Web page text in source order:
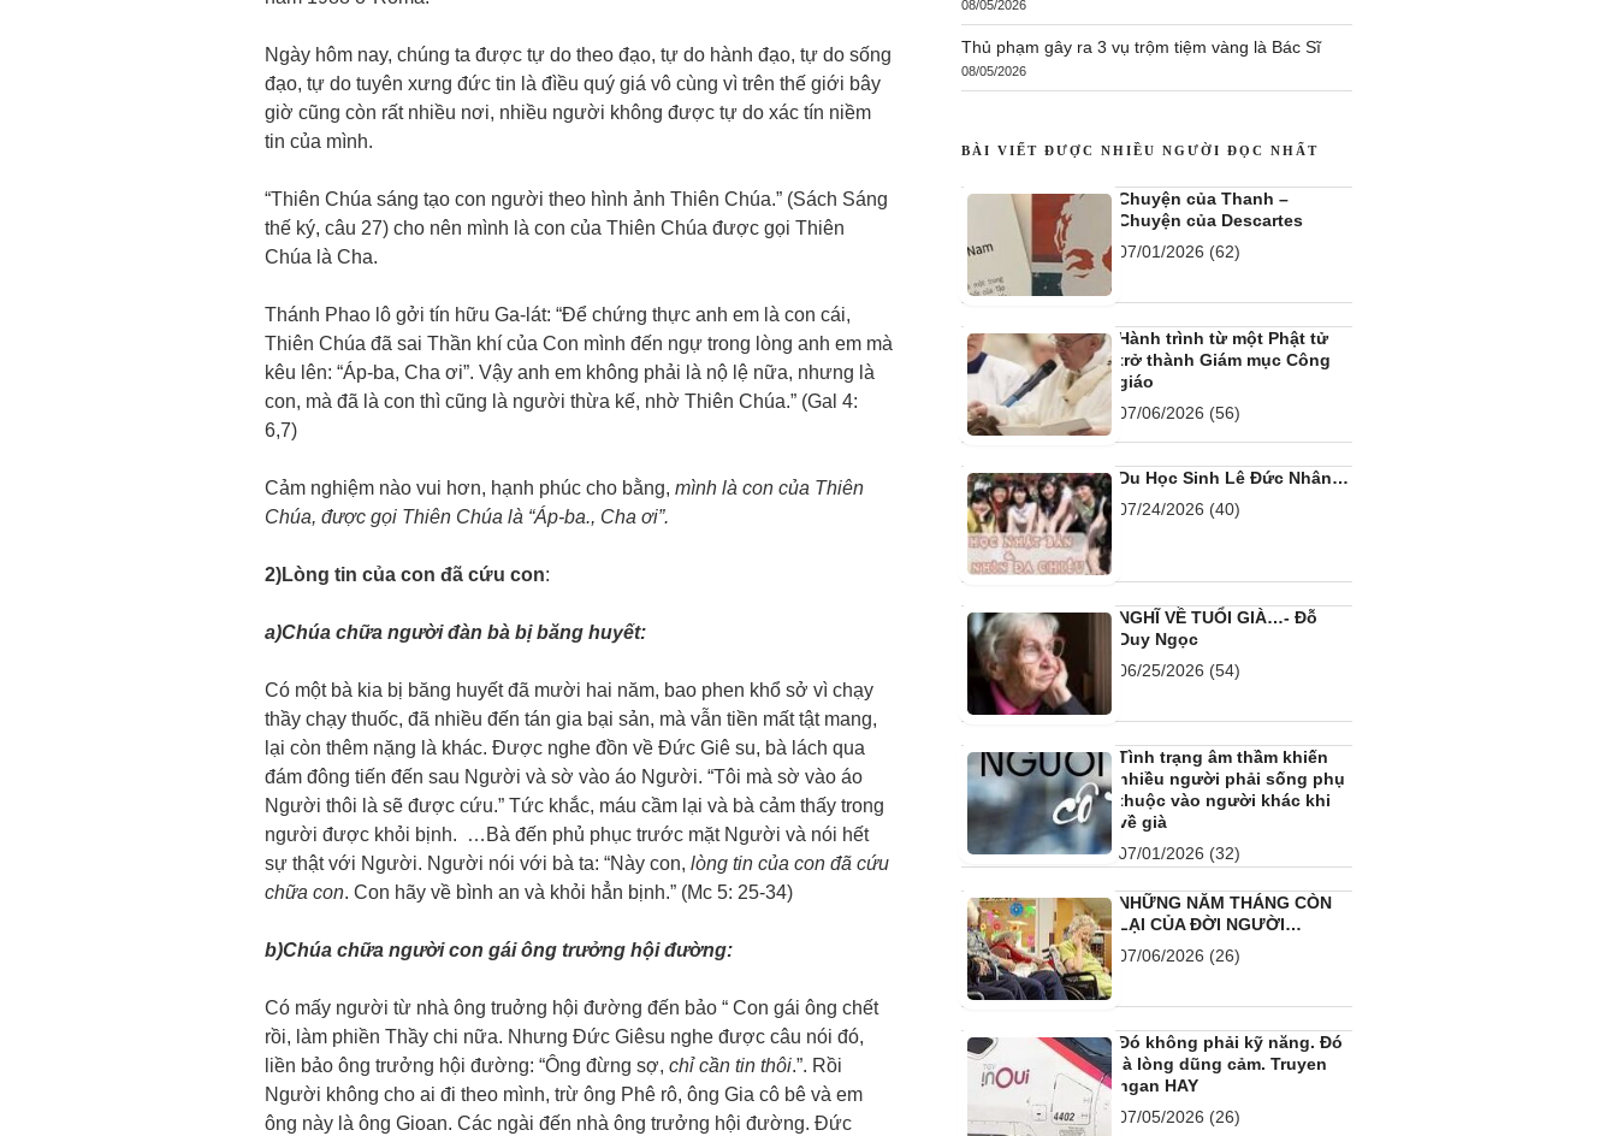
Ngày hôm nay, chúng ta được tự do theo đạo, tự do hành đạo, tự do sống
đạo, tự do tuyên xưng đức tin là đìều quý giá vô cùng vì trên thế giới bây
giờ cũng còn rất nhiều nơi, nhiều người không được tự do xác tín niềm
tin của mình.
“Thiên Chúa sáng tạo con người theo hình ảnh Thiên Chúa.” (Sách Sáng
thế ký, câu 27) cho nên mình là con của Thiên Chúa được gọi Thiên
Chúa là Cha.
Thánh Phao lô gởi tín hữu Ga-lát: “Để chứng thực anh em là con cái,
Thiên Chúa đã sai Thần khí của Con mình đến ngự trong lòng anh em mà
kêu lên: “Áp-ba, Cha ơi”. Vậy anh em không phải là nộ lệ nữa, nhưng là
con, mà đã là con thì cũng là người thừa kế, nhờ Thiên Chúa.” (Gal 4:
6,7)
Cảm nghiệm nào vui hơn, hạnh phúc cho bằng, mình là con của Thiên
Chúa, được gọi Thiên Chúa là “Áp-ba., Cha ơi”.
2)Lòng tin của con đã cứu con:
a)Chúa chữa người đàn bà bị băng huyết:
Có một bà kia bị băng huyết đã mười hai năm, bao phen khổ sở vì chạy
thầy chạy thuốc, đã nhiều đến tán gia bại sản, mà vẫn tiền mất tật mang,
lại còn thêm nặng là khác. Được nghe đồn về Đức Giê su, bà lách qua
đám đông tiến đến sau Người và sờ vào áo Người. “Tôi mà sờ vào áo
Người thôi là sẽ được cứu.” Tức khắc, máu cầm lại và bà cảm thấy trong
người được khỏi bịnh. …Bà đến phủ phục trước mặt Người và nói hết
sự thật với Người. Người nói với bà ta: “Này con, lòng tin của con đã cứu
chữa con. Con hãy về bình an và khỏi hẳn bịnh.” (Mc 5: 25-34)
b)Chúa chữa người con gái ông trưởng hội đường:
Có mấy người từ nhà ông truởng hội đường đến bảo “ Con gái ông chết
rồi, làm phiền Thầy chi nữa. Nhưng Đức Giêsu nghe được câu nói đó,
liền bảo ông trưởng hội đường: “Ông đừng sợ, chỉ cần tin thôi.”. Rồi
Người không cho ai đi theo mình, trừ ông Phê rô, ông Gia cô bê và em
ông này là ông Gioan. Các ngài đến nhà ông trưởng hội đường. Đức
08/05/2026
Thủ phạm gây ra 3 vụ trộm tiệm vàng là Bác Sĩ
08/05/2026
BÀI VIẾT ĐƯỢC NHIỀU NGƯỜI ĐỌC NHẤT
Chuyện của Thanh –
Chuyện của Descartes
07/01/2026 (62)
Hành trình từ một Phật tử
trở thành Giám mục Công
giáo
07/06/2026 (56)
Du Học Sinh Lê Đức Nhân…
07/24/2026 (40)
NGHĨ VỀ TUỔI GIÀ…- Đỗ
Duy Ngọc
06/25/2026 (54)
Tình trạng âm thầm khiến
nhiều người phải sống phụ
thuộc vào người khác khi
về già
07/01/2026 (32)
NHỮNG NĂM THÁNG CÒN
LẠI CỦA ĐỜI NGƯỜI…
07/06/2026 (26)
Đó không phải kỹ năng. Đó
là lòng dũng cảm. Truyen
ngan HAY
07/05/2026 (26)